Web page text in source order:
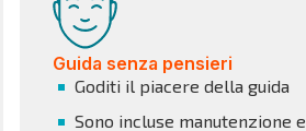
Guida senza pensieri
Goditi il piacere della guida
Sono incluse manutenzione e